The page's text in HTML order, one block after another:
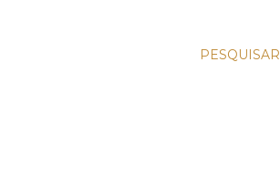
PESQUISAR